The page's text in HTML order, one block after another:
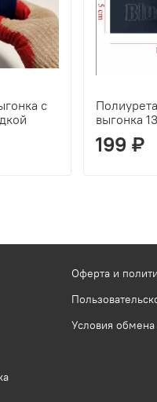
с
выгонка
199 ₽
Оферта и
Условия обмена